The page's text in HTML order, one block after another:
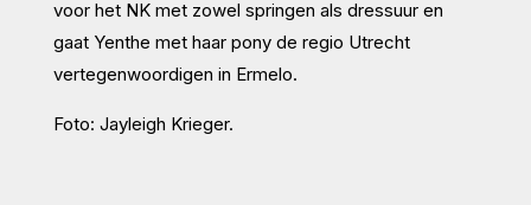
voor het NK met zowel springen als dressuur en
gaat Yenthe met haar pony de regio Utrecht
vertegenwoordigen in Ermelo.
Foto: Jayleigh Krieger.